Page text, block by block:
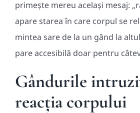
primește mereu același mesaj:
apare starea în care corpul se
mintea sare de la un gând la
pare accesibilă doar pentru
Gândurile
reacția corpului